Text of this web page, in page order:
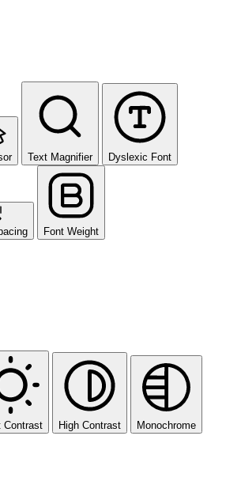
Text Magnifier Dyslexic Font
Font Weight
Contrast High Contrast Monochrome